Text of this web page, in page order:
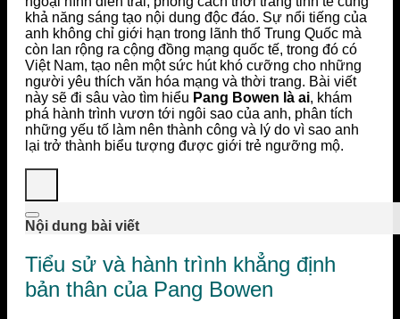
khả năng sáng tạo nội dung độc đáo. Sự nổi tiếng của
anh không chỉ giới hạn trong lãnh thổ Trung Quốc mà
còn lan rộng ra cộng đồng mạng quốc tế, trong đó có
Việt Nam, tạo nên một sức hút khó cưỡng cho những
người yêu thích văn hóa mạng và thời trang. Bài viết
này sẽ đi sâu vào tìm hiểu Pang Bowen là ai, khám
phá hành trình vươn tới ngôi sao của anh, phân tích
những yếu tố làm nên thành công và lý do vì sao anh
lại trở thành biểu tượng được giới trẻ ngưỡng mộ.
Nội dung bài viết
Tiểu sử và hành trình khẳng định
bản thân của Pang Bowen